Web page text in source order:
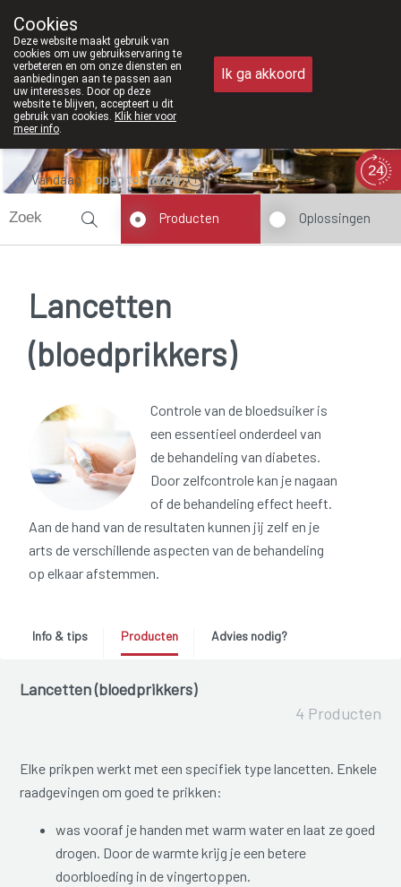
011/610300
Vandaag open tot 18u30
Producten Oplossingen
Lancetten
(bloedprikkers)
Controle van de bloedsuiker is
een essentieel onderdeel van
de behandeling van diabetes.
Door zelfcontrole kan je nagaan
of de behandeling effect heeft.
Aan de hand van de resultaten kunnen jij zelf en je
arts de verschillende aspecten van de behandeling
op elkaar afstemmen.
Info & tips Producten Advies nodig?
Lancetten (bloedprikkers)
4 Producten
Elke prikpen werkt met een specifiek type lancetten. Enkele
raadgevingen om goed te prikken:
was vooraf je handen met warm water en laat ze goed
drogen. Door de warmte krijg je een betere
doorbloeding in de vingertoppen.
Cookies
Deze website maakt gebruik van
cookies om uw gebruikservaring te
verbeteren en om onze diensten en
aanbiedingen aan te passen aan
uw interesses. Door op deze
website te blijven, accepteert u dit
gebruik van cookies. Klik hier voor
meer info.
Ik ga akkoord